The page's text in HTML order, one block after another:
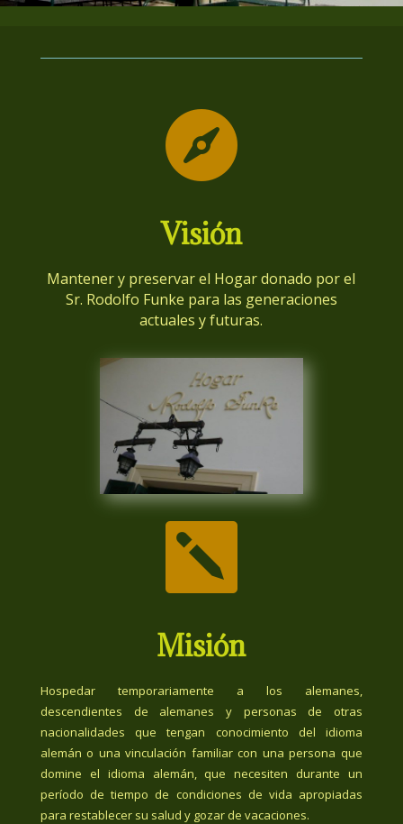

Visión
Mantener y preservar el Hogar donado por el
Sr. Rodolfo Funke para las generaciones
actuales y futuras.

Misión
Hospedar temporariamente a los alemanes,
descendientes de alemanes y personas de otras
nacionalidades que tengan conocimiento del idioma
alemán o una vinculación familiar con una persona que
domine el idioma alemán, que necesiten durante un
período de tiempo de condiciones de vida apropiadas
para restablecer su salud y gozar de vacaciones.